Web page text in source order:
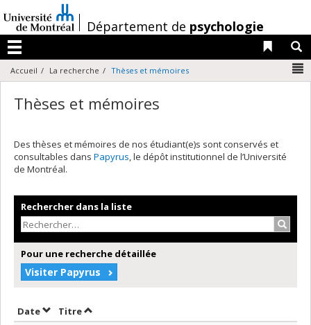
au
contenu
/Département de psychologie
Menu
Liens
Accueil La recherche Thèses et mémoires
Thèses et mémoires
Des thèses et mémoires de nos étudiant(e)s sont conservés et
consultables dans Papyrus, le dépôt institutionnel de l’Université
de Montréal.
Rechercher dans la liste
Pour une recherche détaillée
Visiter Papyrus
DateTrier par date en ordre croissant
TitreTrier par titre en ordre croissant